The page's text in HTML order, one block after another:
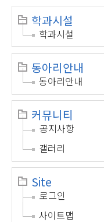
학과시설
학과시설
동아리안내
동아리안내
커뮤니티
공지사항
갤러리
Site
로그인
사이트맵